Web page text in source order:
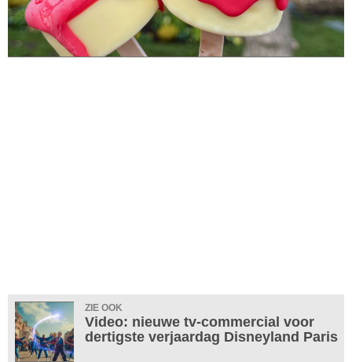
ZIE OOK
Video: nieuwe tv-commercial voor
dertigste verjaardag Disneyland Paris